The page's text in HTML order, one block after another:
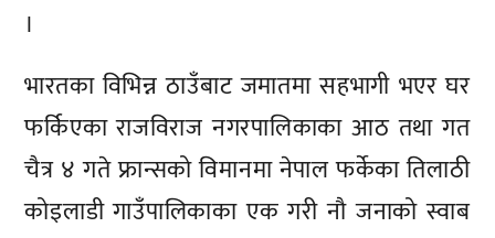
।
भारतका विभिन्न ठाउँबाट जमातमा सहभागी भएर घर
फर्किएका राजविराज नगरपालिकाका आठ तथा गत
चैत्र ४ गते फ्रान्सको विमानमा नेपाल फर्केका तिलाठी
कोइलाडी गाउँपालिकाका एक गरी नौ जनाको स्वाब